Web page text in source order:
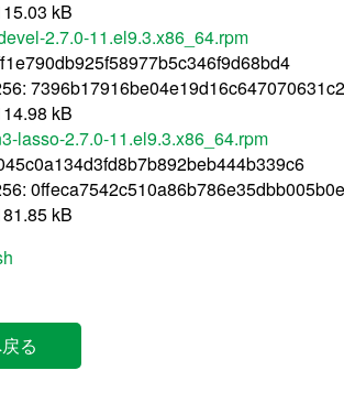
kB
2.7.0-11.el9.3.x86_64.rpm
kB
lasso-2.7.0-11.el9.3.x86_64.rpm
kB
る